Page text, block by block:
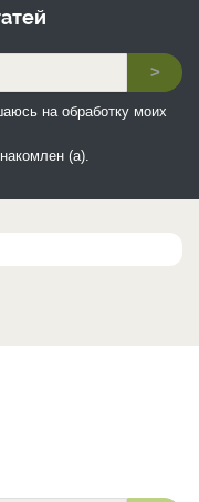
>
на обработку моих
(а).